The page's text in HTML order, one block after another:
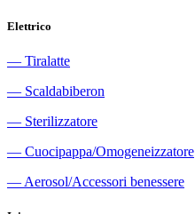
Elettrico
― Tiralatte
― Scaldabiberon
― Sterilizzatore
― Cuocipappa/Omogeneizzatore
― Aerosol/Accessori benessere